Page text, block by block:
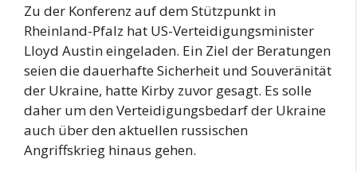
Zu der Konferenz auf dem Stützpunkt in
Rheinland-Pfalz hat US-Verteidigungsminister
Lloyd Austin eingeladen. Ein Ziel der Beratungen
seien die dauerhafte Sicherheit und Souveränität
der Ukraine, hatte Kirby zuvor gesagt. Es solle
daher um den Verteidigungsbedarf der Ukraine
auch über den aktuellen russischen
Angriffskrieg hinaus gehen.